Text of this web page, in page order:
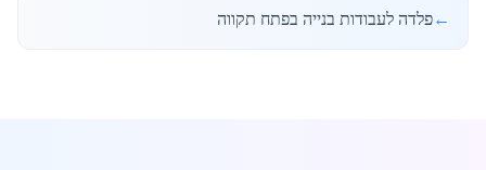
←פלדה לעבודות בנייה בפתח תקווה